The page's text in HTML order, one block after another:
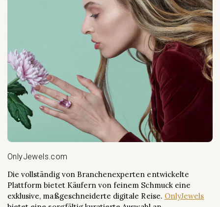
OnlyJewels.com
Die vollständig von Branchenexperten entwickelte
Plattform bietet Käufern von feinem Schmuck eine
exklusive, maßgeschneiderte digitale Reise. OnlyJewels